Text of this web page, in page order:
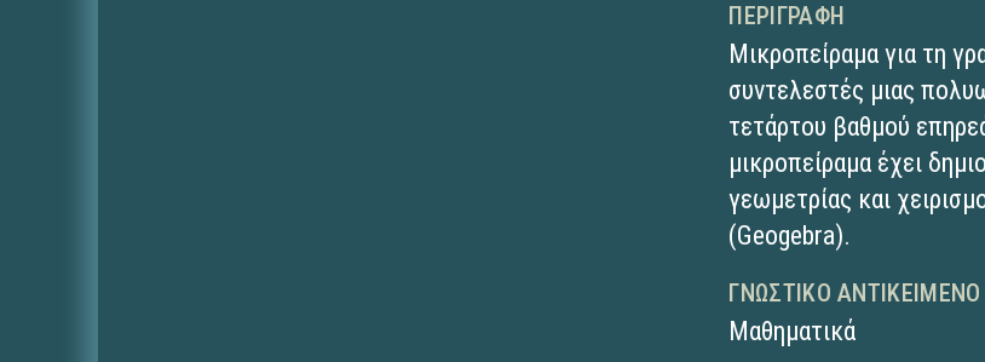
ΠΕΡΙΓΡΑΦΉ
Μικροπείραμα για τη
συντελεστές μιας
τετάρτου βαθμού
μικροπείραμα έχει
γεωμετρίας και
(Geogebra).
ΓΝΩΣΤΙΚΌ ΑΝΤΙΚΕΊΜΕΝΟ
Μαθηματικά